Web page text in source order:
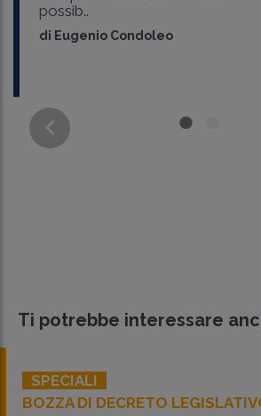
possib..
di Eugenio Condoleo
Ti potrebbe interessare
SPECIALI
BOZZA DI DECRETO LEGISLATIVO